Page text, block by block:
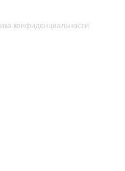
конфиденциальности